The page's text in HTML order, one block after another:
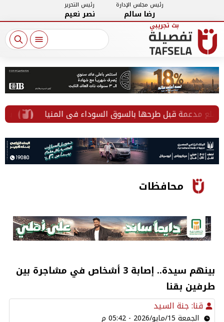
رئيس مجلس الإدارة
رضا سالم
رئيس التحرير
نصر نعيم
بزعم
محافظات
بينهم سيدة.. إصابة 3 أشخاص في مشاجرة بين
طرفين بقنا
قنا: جنة السيد
الجمعة 15/مايو/2026 - 05:42 م